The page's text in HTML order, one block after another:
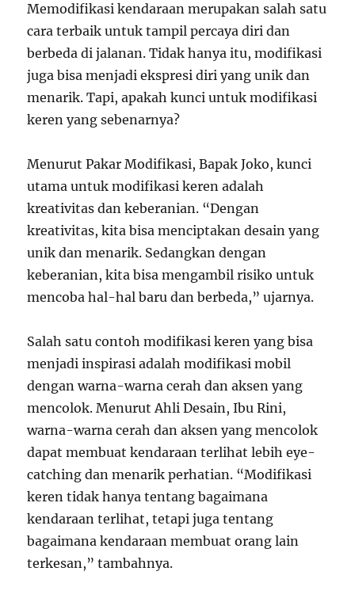
Memodifikasi kendaraan merupakan salah satu
cara terbaik untuk tampil percaya diri dan
berbeda di jalanan. Tidak hanya itu, modifikasi
juga bisa menjadi ekspresi diri yang unik dan
menarik. Tapi, apakah kunci untuk modifikasi
keren yang sebenarnya?
Menurut Pakar Modifikasi, Bapak Joko, kunci
utama untuk modifikasi keren adalah
kreativitas dan keberanian. “Dengan
kreativitas, kita bisa menciptakan desain yang
unik dan menarik. Sedangkan dengan
keberanian, kita bisa mengambil risiko untuk
mencoba hal-hal baru dan berbeda,” ujarnya.
Salah satu contoh modifikasi keren yang bisa
menjadi inspirasi adalah modifikasi mobil
dengan warna-warna cerah dan aksen yang
mencolok. Menurut Ahli Desain, Ibu Rini,
warna-warna cerah dan aksen yang mencolok
dapat membuat kendaraan terlihat lebih eye-
catching dan menarik perhatian. “Modifikasi
keren tidak hanya tentang bagaimana
kendaraan terlihat, tetapi juga tentang
bagaimana kendaraan membuat orang lain
terkesan,” tambahnya.